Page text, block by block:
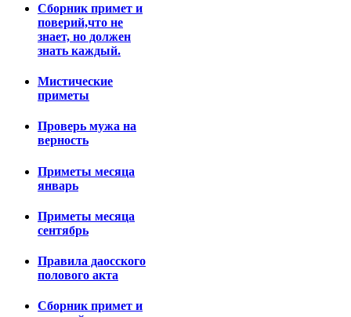
Сборник примет и
поверий,что не
знает, но должен
знать каждый.
Мистические
приметы
Проверь мужа на
верность
Приметы месяца
январь
Приметы месяца
сентябрь
Правила даосского
полового акта
Сборник примет и